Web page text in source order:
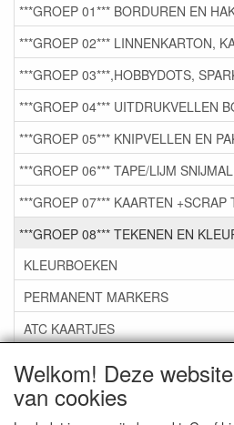
Welkom! Deze
van cookies
***GROEP 01*** BORDUREN EN
***GROEP 02*** LINNENKARTON,
***GROEP 03***,HOBBYDOTS,
***GROEP 04*** UITDRUKVELLEN
***GROEP 05*** KNIPVELLEN EN
***GROEP 06*** TAPE/LIJM
***GROEP 07*** KAARTEN +SCRAP
***GROEP 08*** TEKENEN EN
KLEURBOEKEN
PERMANENT MARKERS
ATC KAARTJES
DIVERSEN